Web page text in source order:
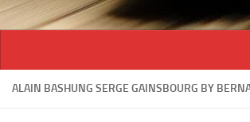
ALAIN BASHUNG SERGE GAINSBOURG BY